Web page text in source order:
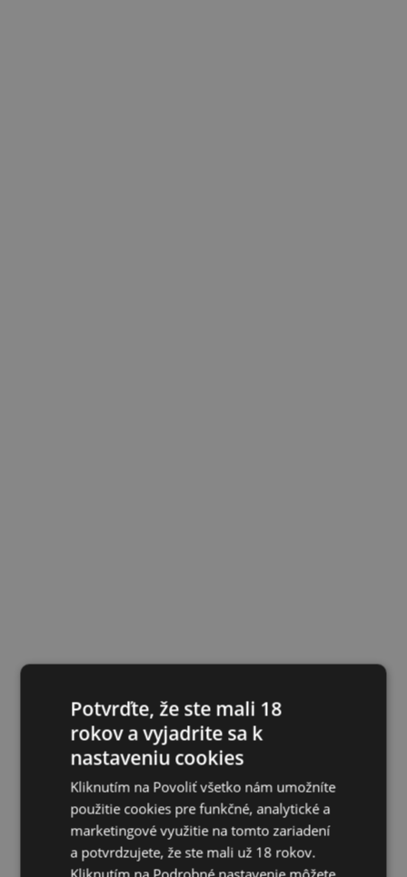
Potvrďte, že ste mali 18
rokov a vyjadrite sa k
nastaveniu cookies
Kliknutím na Povoliť všetko nám umožníte
použitie cookies pre funkčné, analytické a
marketingové využitie na tomto zariadení
a potvrdzujete, že ste mali už 18 rokov.